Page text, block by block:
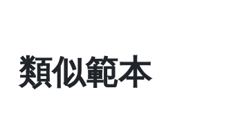
類似範本